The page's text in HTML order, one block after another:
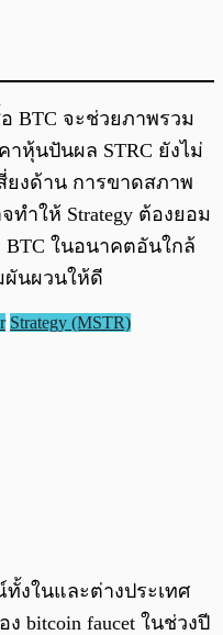
BTC จะช่วยภาพรวม
หุ้นปันผล STRC ยังไม่
ยงด้าน การขาดสภาพ
ำให้ Strategy ต้องยอม
BTC ในอนาคตอันใกล้
ผันผวนให้ดี
Strategy (MSTR)
งในและต่างประเทศ
bitcoin faucet ในช่วงปี